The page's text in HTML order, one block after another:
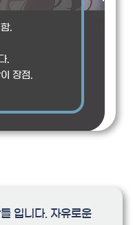
.
.
장점.
입니다. 자유로운